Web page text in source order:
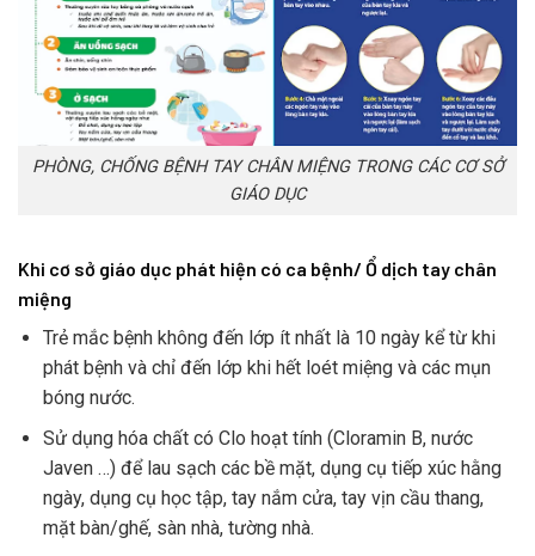
PHÒNG, CHỐNG BỆNH TAY CHÂN MIỆNG TRONG CÁC CƠ SỞ
GIÁO DỤC
Khi cơ sở giáo dục phát hiện có ca bệnh/ Ổ dịch tay chân
miệng
Trẻ mắc bệnh không đến lớp ít nhất là 10 ngày kể từ khi
phát bệnh và chỉ đến lớp khi hết loét miệng và các mụn
bóng nước.
Sử dụng hóa chất có Clo hoạt tính (Cloramin B, nước
Javen …) để lau sạch các bề mặt, dụng cụ tiếp xúc hằng
ngày, dụng cụ học tập, tay nắm cửa, tay vịn cầu thang,
mặt bàn/ghế, sàn nhà, tường nhà.